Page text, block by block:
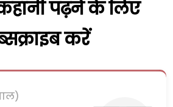
पढ़ने के लिए
करें